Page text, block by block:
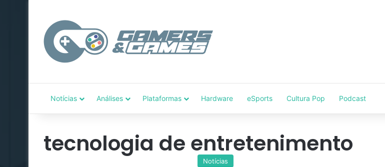
Notícias Análises Plataformas Hardware eSports Cultura Pop Podcast
tecnologia de entretenimento
Notícias